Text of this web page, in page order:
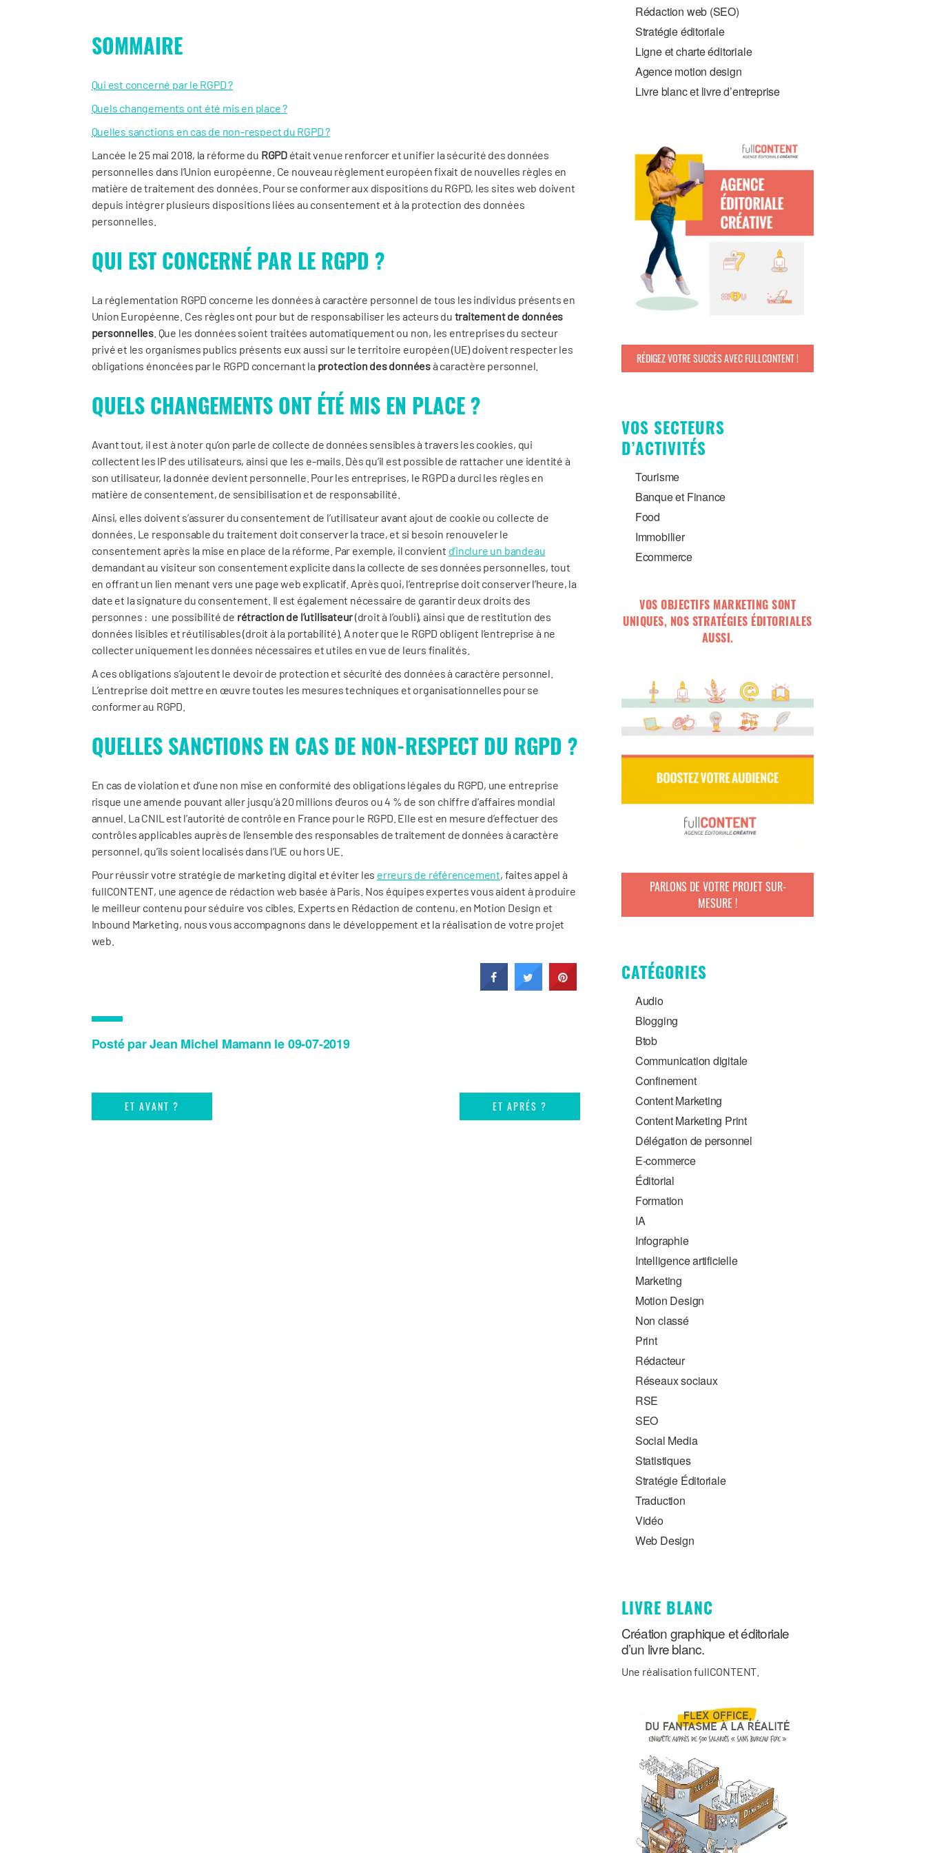
SOMMAIRE
Qui est concerné par le RGPD ?
Quels changements ont été mis en place ?
Quelles sanctions en cas de non-respect du RGPD ?
Lancée le 25 mai 2018, la réforme du RGPDétait venue renforcer et unifier la sécurité des données
personnelles dans l’Union européenne. Ce nouveau règlement européen fixait de nouvelles règles en
matière de traitement des données. Pour se conformer aux dispositions du RGPD, les sites web doivent
depuis intégrer plusieurs dispositions liées au consentement et à la protection des données
personnelles.
QUI EST CONCERNÉ PAR LE RGPD ?
La réglementation RGPD concerne les données à caractère personnel de tous les individus présents en
Union Européenne. Ces règles ont pour but de responsabiliser les acteurs du traitement de données
personnelles. Que les données soient traitées automatiquement ou non, les entreprises du secteur
privé et les organismes publics présents eux aussi sur le territoire européen (UE) doivent respecter les
obligations énoncées par le RGPD concernant la protection des donnéesà caractère personnel.
QUELS CHANGEMENTS ONT ÉTÉ MIS EN PLACE ?
Avant tout, il est à noter qu’on parle de collecte de données sensibles à travers les cookies, qui
collectent les IP des utilisateurs, ainsi que les e-mails. Dès qu’il est possible de rattacher une identité à
son utilisateur, la donnée devient personnelle. Pour les entreprises, le RGPD a durci les règles en
matière de consentement, de sensibilisation et de responsabilité.
Ainsi, elles doivent s’assurer du consentement de l’utilisateur avant ajout de cookie ou collecte de
données. Le responsable du traitement doit conserver la trace, et si besoin renouveler le
consentement après la mise en place de la réforme. Par exemple, il convient d’inclure un bandeau
demandant au visiteur son consentement explicite dans la collecte de ses données personnelles, tout
en offrant un lien menant vers une page web explicatif. Après quoi, l’entreprise doit conserver l’heure, la
date et la signature du consentement. Il est également nécessaire de garantir deux droits des
personnes : une possibilité de rétraction de l’utilisateur(droit à l’oubli), ainsi que de restitution des
données lisibles et réutilisables (droit à la portabilité). A noter que le RGPD obligent l’entreprise à ne
collecter uniquement les données nécessaires et utiles en vue de leurs finalités.
A ces obligations s’ajoutent le devoir de protection et sécurité des données à caractère personnel.
L’entreprise doit mettre en œuvre toutes les mesures techniques et organisationnelles pour se
conformer au RGPD.
QUELLES SANCTIONS EN CAS DE NON-RESPECT DU RGPD ?
En cas de violation et d’une non mise en conformité des obligations légales du RGPD, une entreprise
risque une amende pouvant aller jusqu’à 20 millions d’euros ou 4 % de son chiffre d’affaires mondial
annuel. La CNIL est l’autorité de contrôle en France pour le RGPD. Elle est en mesure d’effectuer des
contrôles applicables auprès de l’ensemble des responsables de traitement de données à caractère
personnel, qu’ils soient localisés dans l’UE ou hors UE.
Pour réussir votre stratégie de marketing digital et éviter les erreurs de référencement, faites appel à
fullCONTENT, une agence de rédaction web basée à Paris. Nos équipes expertes vous aident à produire
le meilleur contenu pour séduire vos cibles. Experts en Rédaction de contenu, en Motion Design et
Inbound Marketing, nous vous accompagnons dans le développement et la réalisation de votre projet
web.
Posté par Jean Michel Mamann le 09-07-2019
ET AVANT ? ET APRÉS ?
Rédaction web (SEO)
Stratégie éditoriale
Ligne et charte éditoriale
Agence motion design
Livre blanc et livre d’entreprise
RÉDIGEZ VOTRE SUCCÈS AVEC FULLCONTENT !
VOS SECTEURS
D’ACTIVITÉS
Tourisme
Banque et Finance
Food
Immobilier
Ecommerce
VOS OBJECTIFS MARKETING SONT
UNIQUES, NOS STRATÉGIES ÉDITORIALES
AUSSI.
PARLONS DE VOTRE PROJET SUR-
MESURE !
CATÉGORIES
Audio
Blogging
Btob
Communication digitale
Confinement
Content Marketing
Content Marketing Print
Délégation de personnel
E-commerce
Éditorial
Formation
IA
Infographie
Intelligence artificielle
Marketing
Motion Design
Non classé
Print
Rédacteur
Réseaux sociaux
RSE
SEO
Social Media
Statistiques
Stratégie Éditoriale
Traduction
Vidéo
Web Design
LIVRE BLANC
Création graphique et éditoriale
d’un livre blanc.
Une réalisation fullCONTENT.